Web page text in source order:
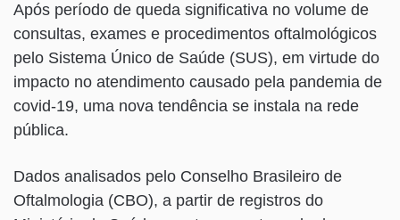
Após período de queda significativa no volume de
consultas, exames e procedimentos oftalmológicos
pelo Sistema Único de Saúde (SUS), em virtude do
impacto no atendimento causado pela pandemia de
covid-19, uma nova tendência se instala na rede
pública.
Dados analisados pelo Conselho Brasileiro de
Oftalmologia (CBO), a partir de registros do